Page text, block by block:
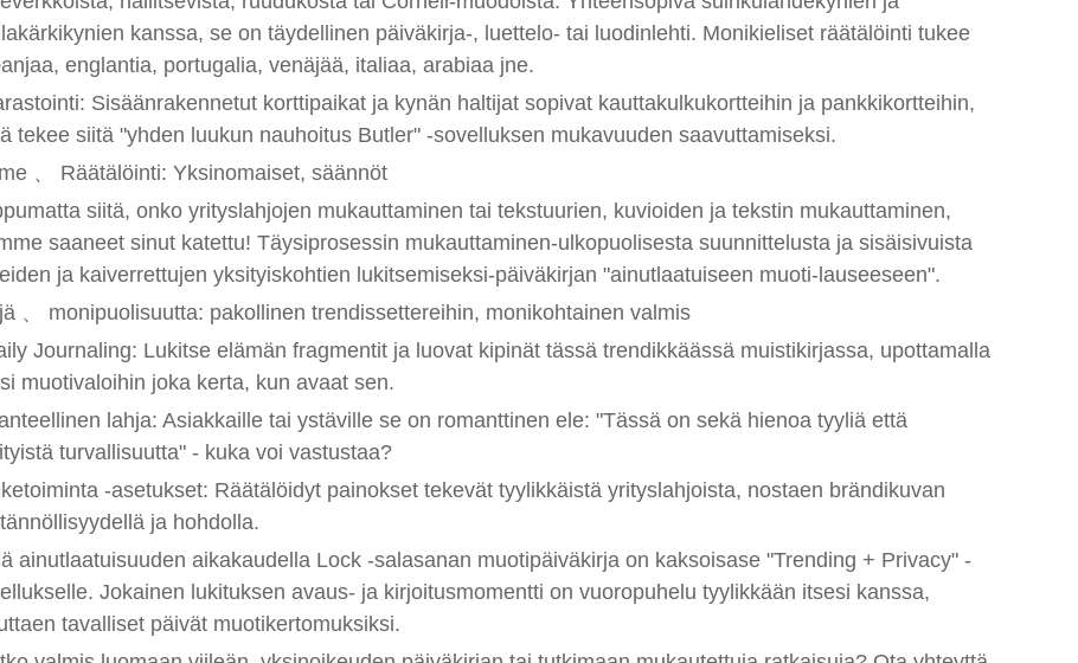
kanssa, se on täydellinen päiväkirja-, luettelo- tai luodinlehti. Monikieliset räätälöinti tukee
englantia, portugalia, venäjää, italiaa, arabiaa jne.
Sisäänrakennetut korttipaikat ja kynän haltijat sopivat kauttakulkukortteihin ja pankkikortteihin,
tekee siitä "yhden luukun nauhoitus Butler" -sovelluksen mukavuuden saavuttamiseksi.
、 Räätälöinti: Yksinomaiset, säännöt
siitä, onko yrityslahjojen mukauttaminen tai tekstuurien, kuvioiden ja tekstin mukauttaminen,
saaneet sinut katettu! Täysiprosessin mukauttaminen-ulkopuolisesta suunnittelusta ja sisäisivuista
ja kaiverrettujen yksityiskohtien lukitsemiseksi-päiväkirjan "ainutlaatuiseen muoti-lauseeseen".
、 monipuolisuutta: pakollinen trendissettereihin, monikohtainen valmis
Journaling: Lukitse elämän fragmentit ja luovat kipinät tässä trendikkäässä muistikirjassa, upottamalla
muotivaloihin joka kerta, kun avaat sen.
lahja: Asiakkaille tai ystäville se on romanttinen ele: "Tässä on sekä hienoa tyyliä että
turvallisuutta" - kuka voi vastustaa?
-asetukset: Räätälöidyt painokset tekevät tyylikkäistä yrityslahjoista, nostaen brändikuvan
ja hohdolla.
ainutlaatuisuuden aikakaudella Lock -salasanan muotipäiväkirja on kaksoisase "Trending + Privacy" -
Jokainen lukituksen avaus- ja kirjoitusmomentti on vuoropuhelu tyylikkään itsesi kanssa,
tavalliset päivät muotikertomuksiksi.